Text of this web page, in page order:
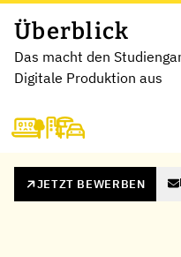
Überblick
Das macht den
Digitale Produktion aus
JETZT BEWERBEN